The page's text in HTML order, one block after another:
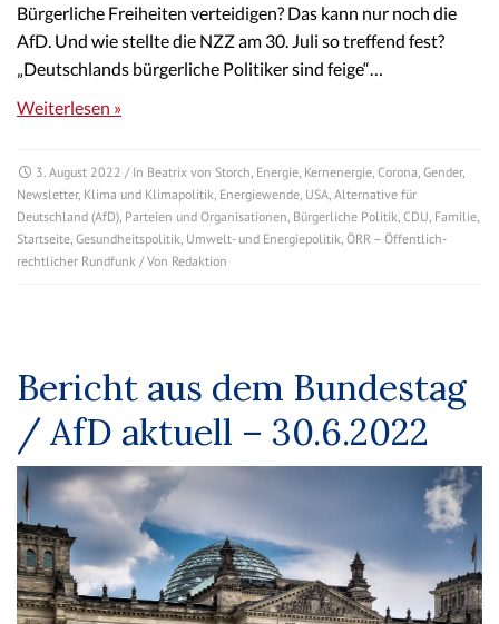
Bürgerliche Freiheiten verteidigen? Das kann nur noch die
AfD. Und wie stellte die NZZ am 30. Juli so treffend fest?
„Deutschlands bürgerliche Politiker sind feige“…
Weiterlesen »
3. August 2022 / In Beatrix von Storch Energie Kernenergie Corona Gender,
Newsletter, Klima und Klimapolitik Energiewende USA Alternative für
Deutschland (AfD) Parteien und Organisationen Bürgerliche Politik CDU Familie
Startseite Gesundheitspolitik Umwelt- und Energiepolitik ÖRR – Öffentlich-
rechtlicher Rundfunk / Von Redaktion
Bericht aus dem Bundestag
/ AfD aktuell – 30.6.2022